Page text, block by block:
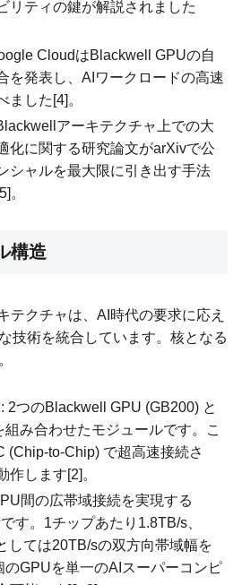
リティの鍵が解説されました
CloudはBlackwell GPUの自
を発表し、AIワークロードの高速
ました[4]。
アーキテクチャ上での大
化に関する研究論文がarXivで公
シャルを最大限に引き出す手法
。
構造
テクチャは、AI時代の要求に応え
技術を統合しています。核となる
: 2つのBlackwell GPU (GB200) と
み合わせたモジュールです。こ
(Chip-to-Chip) で超高速接続さ
作します[2]。
間の広帯域接続を実現する
す。1チップあたり1.8TB/s、
しては20TB/sの双方向帯域幅を
のGPUを単一のAIスーパーコンピ